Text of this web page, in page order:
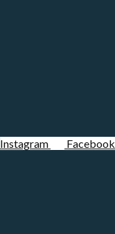
Instagram Facebook